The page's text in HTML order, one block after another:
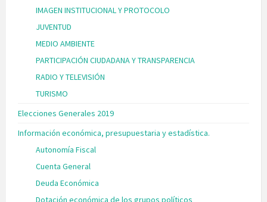
IMAGEN INSTITUCIONAL Y PROTOCOLO
JUVENTUD
MEDIO AMBIENTE
PARTICIPACIÓN CIUDADANA Y TRANSPARENCIA
RADIO Y TELEVISIÓN
TURISMO
Elecciones Generales 2019
Información económica, presupuestaria y estadística.
Autonomía Fiscal
Cuenta General
Deuda Económica